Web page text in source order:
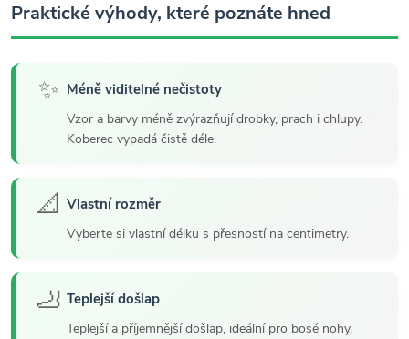
Praktické výhody, které poznáte hned
✨ Méně viditelné nečistoty
Vzor a barvy méně zvýrazňují drobky, prach i chlupy.
Koberec vypadá čistě déle.
📐 Vlastní rozměr
Vyberte si vlastní délku s přesností na centimetry.
🦶 Teplejší došlap
Teplejší a příjemnější došlap, ideální pro bosé nohy.